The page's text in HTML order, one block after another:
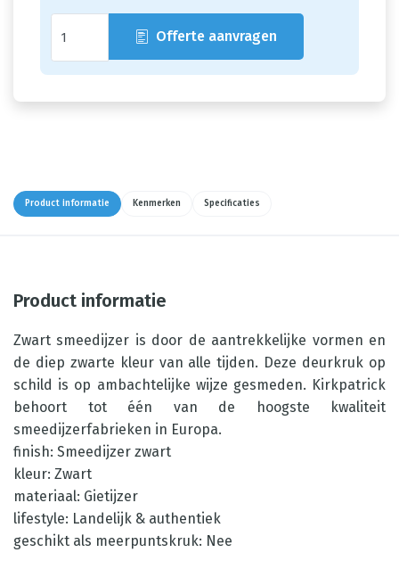
Offerte aanvragen
Product informatie Kenmerken Specificaties
Product informatie
Zwart smeedijzer is door de aantrekkelijke vormen en
de diep zwarte kleur van alle tijden. Deze deurkruk op
schild is op ambachtelijke wijze gesmeden. Kirkpatrick
behoort tot één van de hoogste kwaliteit
smeedijzerfabrieken in Europa.
finish: Smeedijzer zwart
kleur: Zwart
materiaal: Gietijzer
lifestyle: Landelijk & authentiek
geschikt als meerpuntskruk: Nee